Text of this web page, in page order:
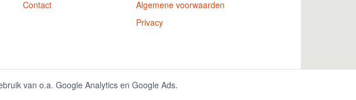
Contact
Algemene voorwaarden
Privacy
van o.a. Google Analytics en Google Ads.